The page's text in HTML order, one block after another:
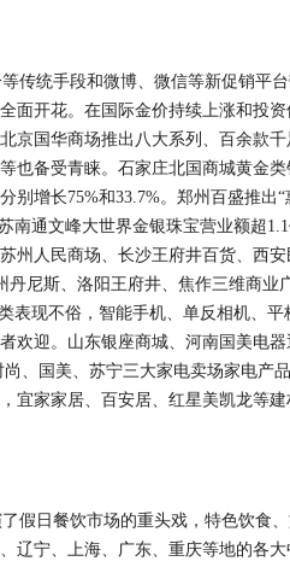
传统手段和微博、微信等新促销平
面开花。在国际金价持续上涨和投
京国华商场推出八大系列、百余款
也备受青睐。石家庄北国商城黄金类
增长75%和33.7%。郑州百盛推出“
南通文峰大世界金银珠宝营业额超
州人民商场、长沙王府井百货、西
丹尼斯、洛阳王府井、焦作三维商业
表现不俗，智能手机、单反相机、
欢迎。山东银座商城、河南国美电器
、国美、苏宁三大家电卖场家电产
宜家家居、百安居、红星美凯龙等
假日餐饮市场的重头戏，特色饮食
辽宁、上海、广东、重庆等地的各